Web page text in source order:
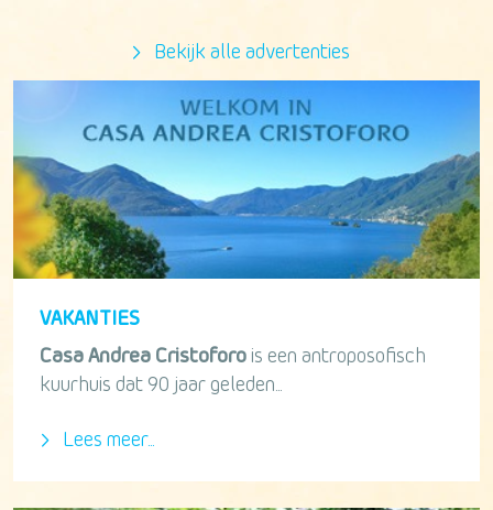
Bekijk alle advertenties
VAKANTIES
Casa Andrea Cristoforo is een antroposofisch
kuurhuis dat 90 jaar geleden...
Lees meer...